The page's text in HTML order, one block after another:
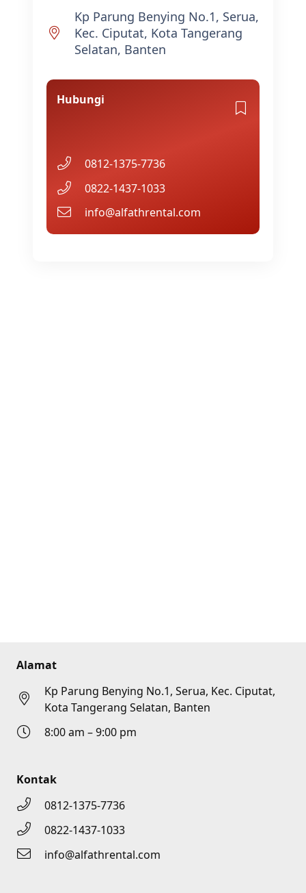
Kp Parung Benying No.1, Serua,
Kec. Ciputat, Kota Tangerang
Selatan, Banten
Hubungi
0812-1375-7736
0822-1437-1033
info@alfathrental.com
Alamat
Kp Parung Benying No.1, Serua, Kec. Ciputat,
Kota Tangerang Selatan, Banten
8:00 am – 9:00 pm
Kontak
0812-1375-7736
0822-1437-1033
info@alfathrental.com